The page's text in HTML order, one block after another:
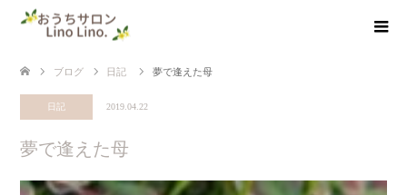
ブログ 日記 夢で逢えた母
日記 2019.04.22
夢で逢えた母